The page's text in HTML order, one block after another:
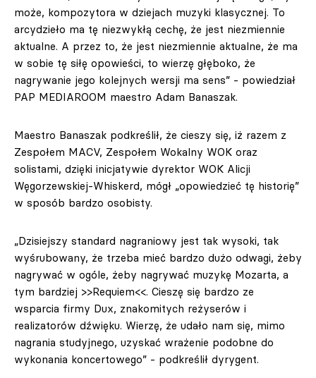
może, kompozytora w dziejach muzyki klasycznej. To
arcydzieło ma tę niezwykłą cechę, że jest niezmiennie
aktualne. A przez to, że jest niezmiennie aktualne, że ma
w sobie tę siłę opowieści, to wierzę głęboko, że
nagrywanie jego kolejnych wersji ma sens” - powiedział
PAP MEDIAROOM maestro Adam Banaszak.
Maestro Banaszak podkreślił, że cieszy się, iż razem z
Zespołem MACV, Zespołem Wokalny WOK oraz
solistami, dzięki inicjatywie dyrektor WOK Alicji
Węgorzewskiej-Whiskerd, mógł „opowiedzieć tę historię”
w sposób bardzo osobisty.
„Dzisiejszy standard nagraniowy jest tak wysoki, tak
wyśrubowany, że trzeba mieć bardzo dużo odwagi, żeby
nagrywać w ogóle, żeby nagrywać muzykę Mozarta, a
tym bardziej >>Requiem<<. Cieszę się bardzo ze
wsparcia firmy Dux, znakomitych reżyserów i
realizatorów dźwięku. Wierzę, że udało nam się, mimo
nagrania studyjnego, uzyskać wrażenie podobne do
wykonania koncertowego” - podkreślił dyrygent.